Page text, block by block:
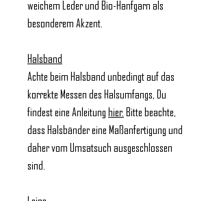
weichem Leder und Bio-Hanfgarn als
besonderem Akzent.
Halsband
Achte beim Halsband unbedingt auf das
korrekte Messen des Halsumfangs, Du
findest eine Anleitung hier. Bitte beachte,
dass Halsbänder eine Maßanfertigung und
daher vom Umsatsuch ausgeschlossen
sind.